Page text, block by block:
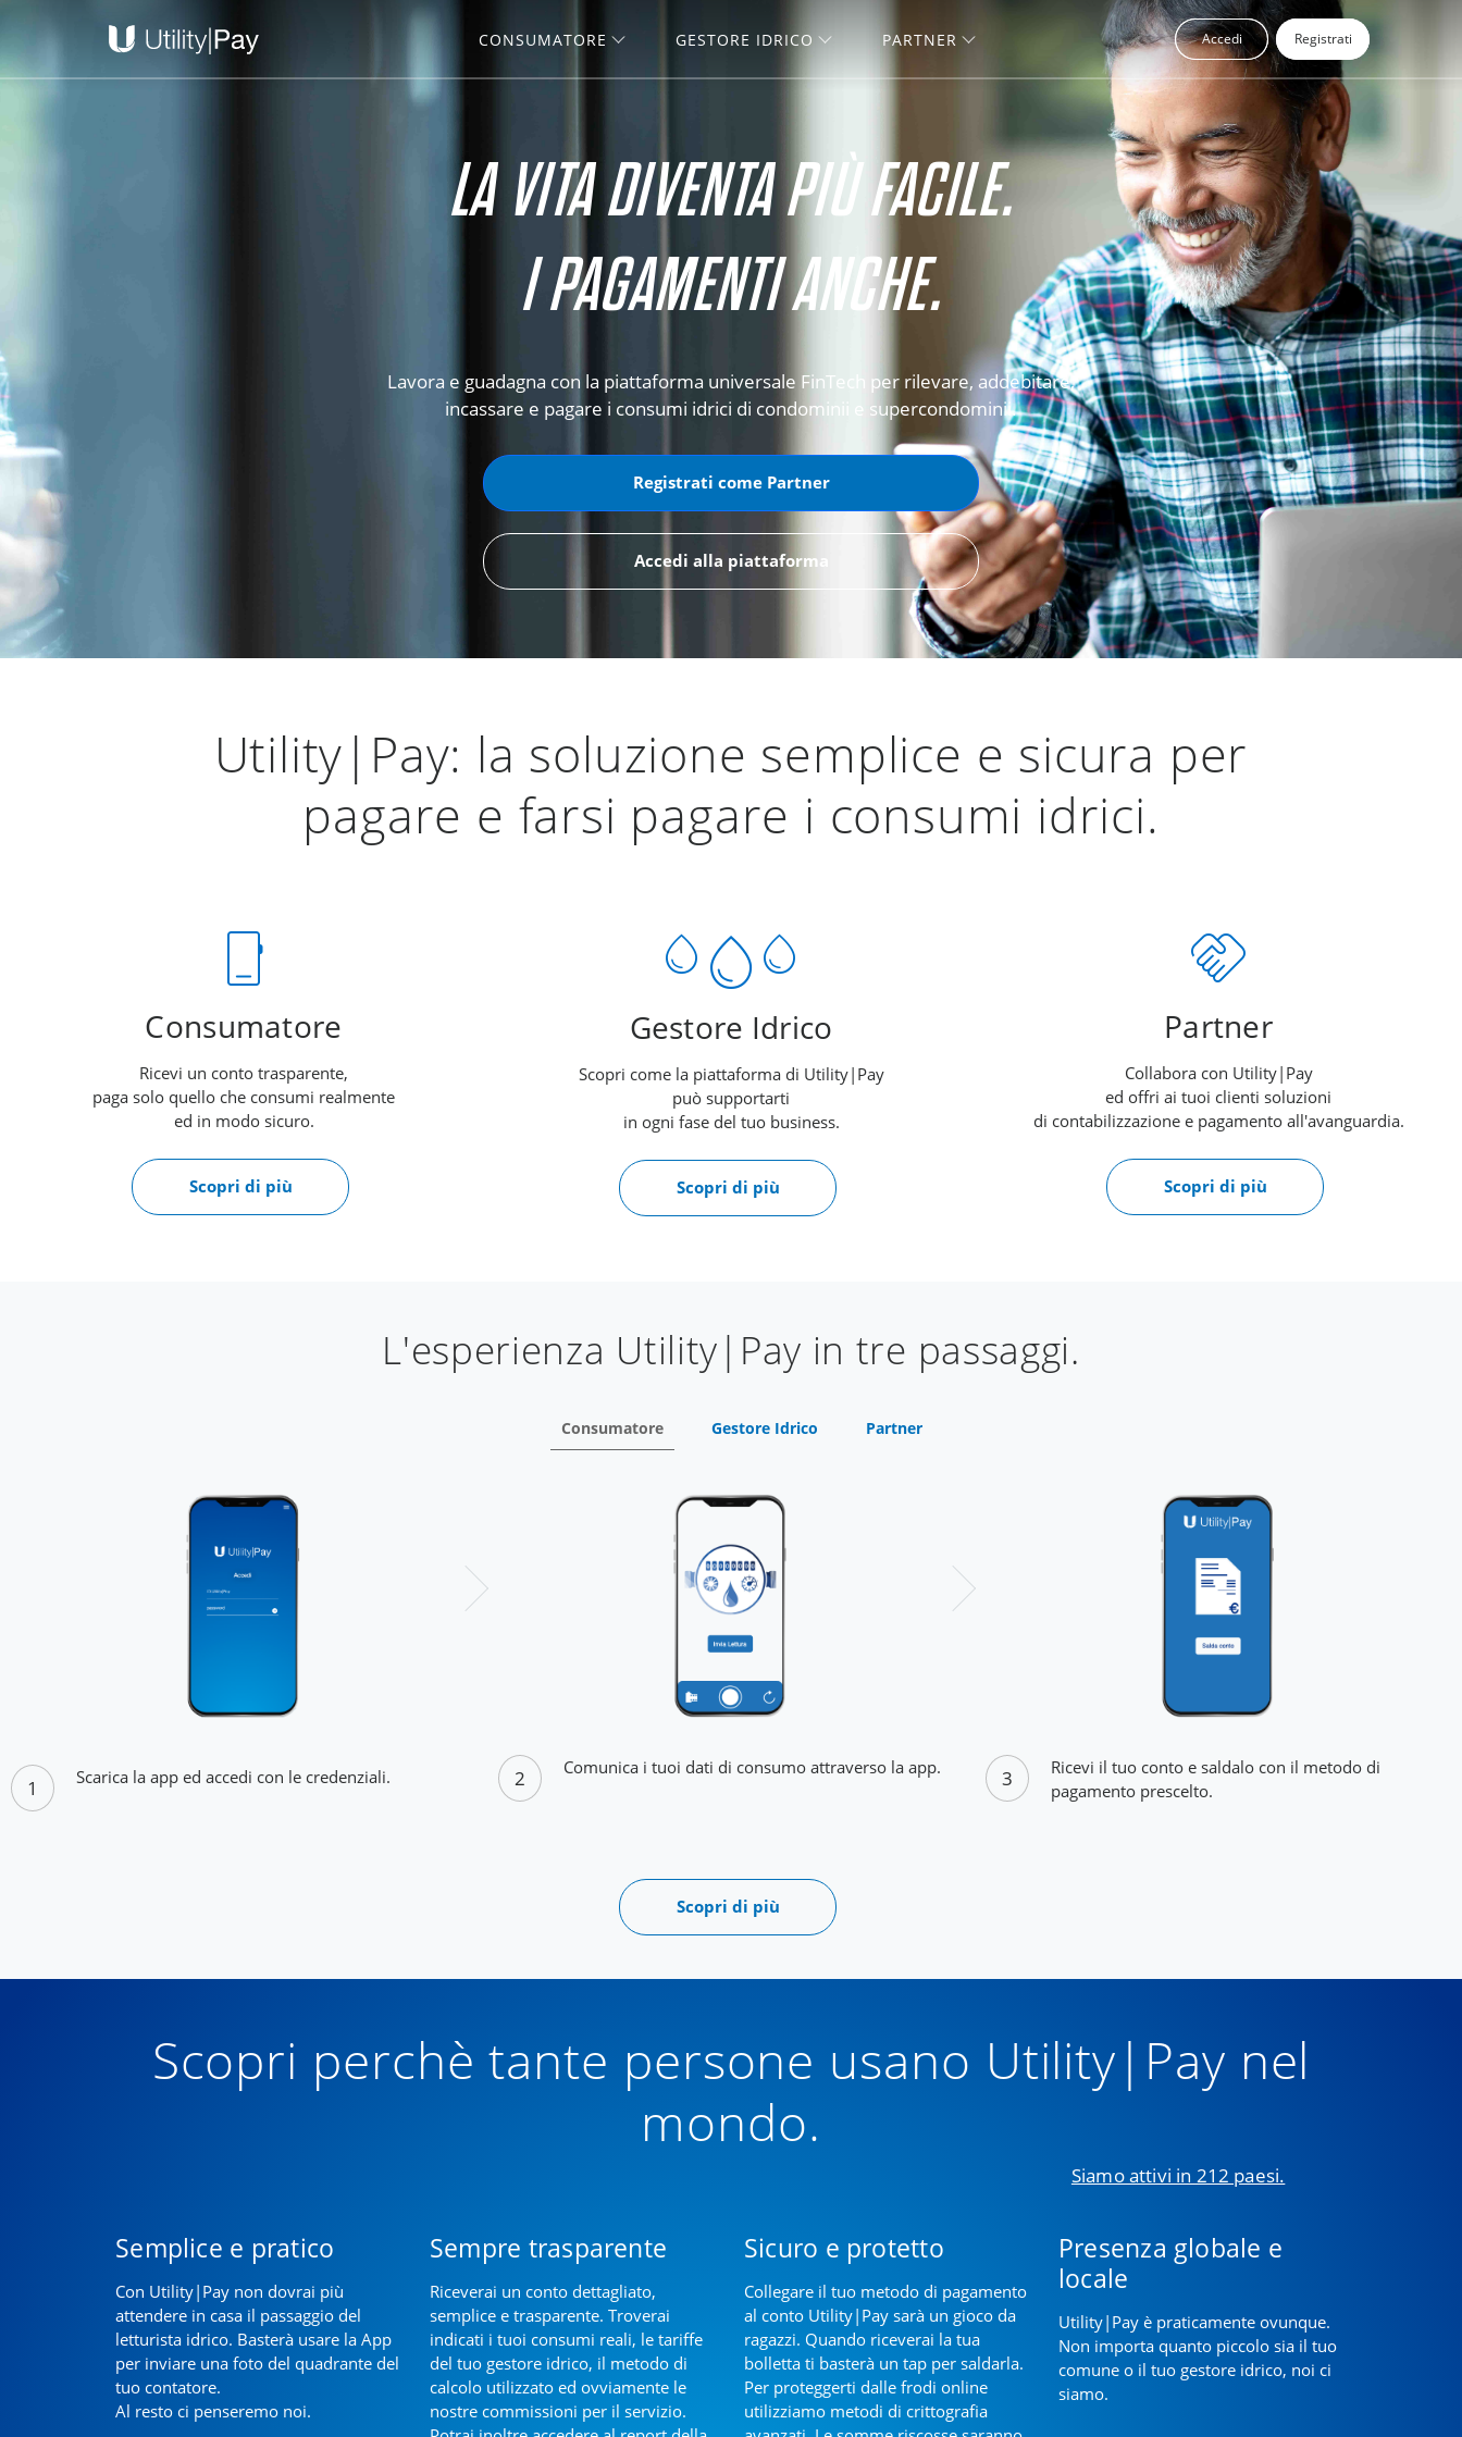
CONSUMATORE GESTORE IDRICO PARTNER Accedi Registrati
LA VITA DIVENTA PIÙ FACILE.
I PAGAMENTI ANCHE.
Lavora e guadagna con la piattaforma universale FinTech per rilevare, addebitare,
incassare e pagare i consumi idrici di condominii e supercondominii.
Registrati come Partner
Accedi alla piattaforma
Utility|Pay: la soluzione semplice e sicura per
pagare e farsi pagare i consumi idrici.
phone_iphone
Consumatore
Ricevi un conto trasparente,
paga solo quello che consumi realmente
ed in modo sicuro.
Scopri di più
water_dropwater_dropwater_drop
Gestore Idrico
Scopri come la piattaforma di Utility|Pay
può supportarti
in ogni fase del tuo business.
Scopri di più
handshake
Partner
Collabora con Utility|Pay
ed offri ai tuoi clienti soluzioni
di contabilizzazione e pagamento all'avanguardia.
Scopri di più
L'esperienza Utility|Pay in tre passaggi.
Consumatore Gestore Idrico Partner
1 Scarica la app ed accedi con le credenziali. 2 Comunica i tuoi dati di consumo attraverso la app. 3
Ricevi il tuo conto e saldalo con il metodo di
pagamento prescelto.
Scopri di più
Scopri perchè tante persone usano Utility|Pay nel
mondo.
Siamo attivi in 212 paesi.
Semplice e pratico
Con Utility|Pay non dovrai più
attendere in casa il passaggio del
letturista idrico. Basterà usare la App
per inviare una foto del quadrante del
tuo contatore.
Al resto ci penseremo noi.
Sempre trasparente
Riceverai un conto dettagliato,
semplice e trasparente. Troverai
indicati i tuoi consumi reali, le tariffe
del tuo gestore idrico, il metodo di
calcolo utilizzato ed ovviamente le
nostre commissioni per il servizio.
Sicuro e protetto
Collegare il tuo metodo di pagamento
al conto Utility|Pay sarà un gioco da
ragazzi. Quando riceverai la tua
bolletta ti basterà un tap per saldarla.
Per proteggerti dalle frodi online
utilizziamo metodi di crittografia
Presenza globale e
locale
Utility|Pay è praticamente ovunque.
Non importa quanto piccolo sia il tuo
comune o il tuo gestore idrico, noi ci
siamo.